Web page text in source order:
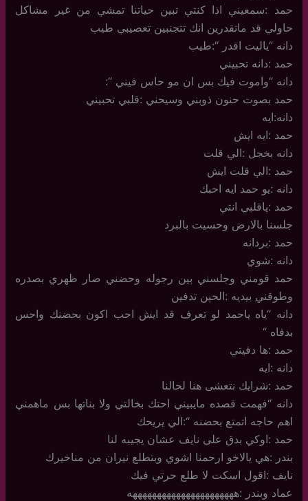
حمد :سمعيني اذا كنتي تبين حياتنا تمشي من غير مشاكل
حاولي قد ماتقدرين انك تتجنبين تعصيبي طيب
دانه “ياليت اقدر “:طيب
حمد :دانه تحبيني
دانه “واموت فيك بس ان مو حاس فيني “:
حمد بصوت حنون ذوبني وسيحني :قلبي تحبيني
دانه:ايه
حمد :ايه ايش
دانه بخجل :الي قلت
حمد :الي قلت ايش
دانه :يو حمد ايه احبك
حمد :ياقلبي انتي
جلسنا بالارض وحسيت بالبرد
حمد :بردانه
دانه :شوي
حمد قومني وجلسني بين رجوله وحضني صار ظهري بصدره
وطوقني بيديه :الحين تدفين
دانه “ياه ياحمد لو تعرف قد ايش احب اكون بحضنك واحس
بدفاه “
حمد :ها دفيتي
دانه :ايه
حمد :شرايك نتعشى هنا لحالنا
دانه “فهمت قصده مايبيني احتك بخالتي ولا بناتها بس ماهمني
اهم حاجه اتمتع بحضنه “:الي يريحك
حمد :اوكي بدق على نايف عشان يجيبه لنا
بندر :هي يالاخو ارحمنا اشوي وبتطلع نيران من مناخيرك
نايف :اقول اسكت لا طلع حرتي فيك
عماد وبندر :ههههههههههههههههههههههه